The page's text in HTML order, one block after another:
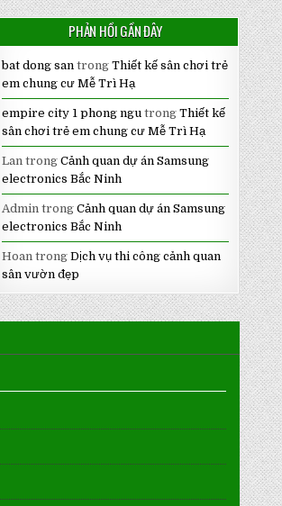
PHẢN HỒI GẦN ĐÂY
bat dong santrong Thiết kế sân chơi trẻ
em chung cư Mễ Trì Hạ
empire city 1 phong ngutrong Thiết kế
sân chơi trẻ em chung cư Mễ Trì Hạ
Lantrong Cảnh quan dự án Samsung
electronics Bắc Ninh
Admintrong Cảnh quan dự án Samsung
electronics Bắc Ninh
Hoantrong Dịch vụ thi công cảnh quan
sân vườn đẹp